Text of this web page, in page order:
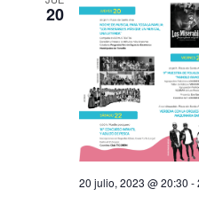
20
20 julio, 2023 @ 20:30 -